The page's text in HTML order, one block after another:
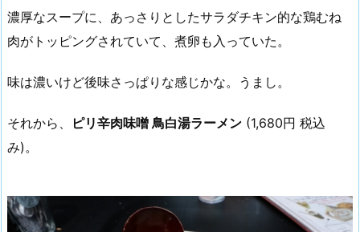
濃厚なスープに、あっさりとしたサラダチキン的な鶏むね
肉がトッピングされていて、煮卵も入っていた。
味は濃いけど後味さっぱりな感じかな。うまし。
それから、 ピリ辛肉味噌 鳥白湯ラーメン (1,680円 税込
み)。